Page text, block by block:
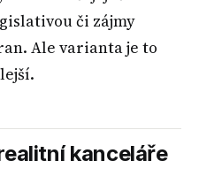
či zájmy
Ale varianta je to
kanceláře